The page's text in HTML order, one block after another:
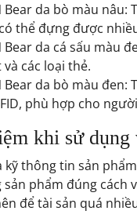
Bear da bò màu
có thể đựng được
Bear da cá sấu màu
các loại thẻ.
Bear da bò màu
phù hợp cho
khi sử
kỹ thông tin sản
sản phẩm đúng cách
để tài sản quá